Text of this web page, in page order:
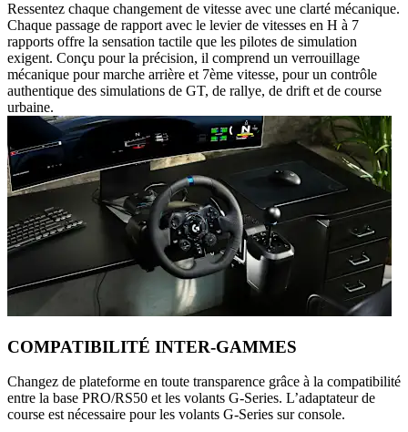
Ressentez chaque changement de vitesse avec une clarté mécanique.
Chaque passage de rapport avec le levier de vitesses en H à 7
rapports offre la sensation tactile que les pilotes de simulation
exigent. Conçu pour la précision, il comprend un verrouillage
mécanique pour marche arrière et 7ème vitesse, pour un contrôle
authentique des simulations de GT, de rallye, de drift et de course
urbaine.
COMPATIBILITÉ INTER-GAMMES
Changez de plateforme en toute transparence grâce à la compatibilité
entre la base PRO/RS50 et les volants G-Series. L’adaptateur de
course est nécessaire pour les volants G-Series sur console.